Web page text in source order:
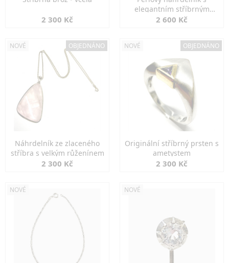
2 300 Kč
elegantním stříbrným
zapínáním
2 600 Kč
NOVÉ OBJEDNÁNO
Náhrdelník ze zlaceného
stříbra s velkým růženínem
2 300 Kč
NOVÉ OBJEDNÁNO
Originální stříbrný prsten s
ametystem
2 300 Kč
NOVÉ NOVÉ